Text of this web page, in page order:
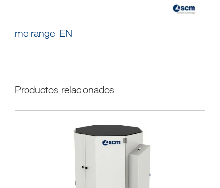
me range_EN
Productos relacionados